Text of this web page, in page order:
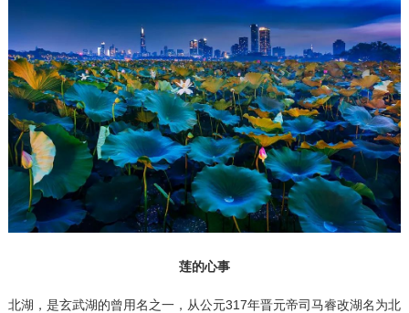
莲的心事
北湖，是玄武湖的曾用名之一，从公元317年晋元帝司马睿改湖名为北